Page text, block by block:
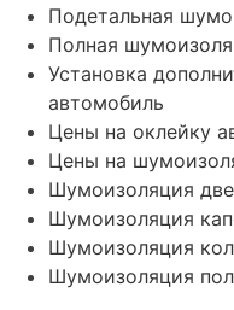
Подетальная
Полная
Установка
автомобиль
Цены на оклейку
Цены на
Шумоизоляция
Шумоизоляция
Шумоизоляция
Шумоизоляция